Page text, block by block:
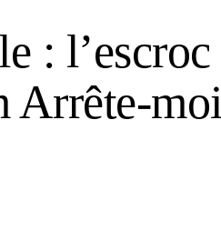
:
Arrête-